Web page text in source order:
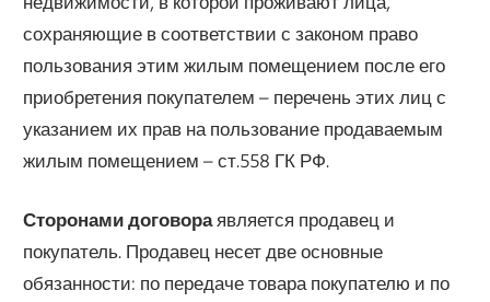
сохраняющие в соответствии с законом право
пользования этим жилым помещением после его
приобретения покупателем – перечень этих лиц с
указанием их прав на пользование продаваемым
жилым помещением – ст.558 ГК РФ.
Сторонами договораявляется продавец и
покупатель. Продавец несет две основные
обязанности: по передаче товара покупателю и по